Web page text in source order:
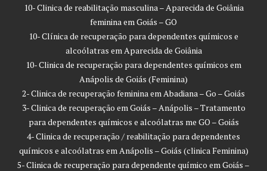
10- Clinica de reabilitação masculina – Aparecida de Goiânia
feminina em Goiás – GO
10- Clínica de recuperação para dependentes químicos e
alcoólatras em Aparecida de Goiânia
10- Clinica de recuperação para dependentes químicos em
Anápolis de Goiás (Feminina)
2- Clinica de recuperação feminina em Abadiana – Go – Goiás
3- Clinica de recuperação em Goiás – Anápolis – Tratamento
para dependentes químicos e alcoólatras me GO – Goiás
4- Clinica de recuperação / reabilitação para dependentes
químicos e alcoólatras em Anápolis – Goiás (clinica Feminina)
5- Clinica de recuperação para dependente químico em Goiás –